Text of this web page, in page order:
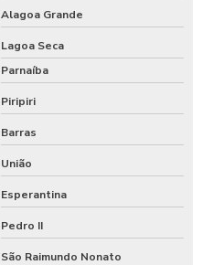
Alagoa Grande
Lagoa Seca
Parnaíba
Piripiri
Barras
União
Esperantina
Pedro II
São Raimundo Nonato